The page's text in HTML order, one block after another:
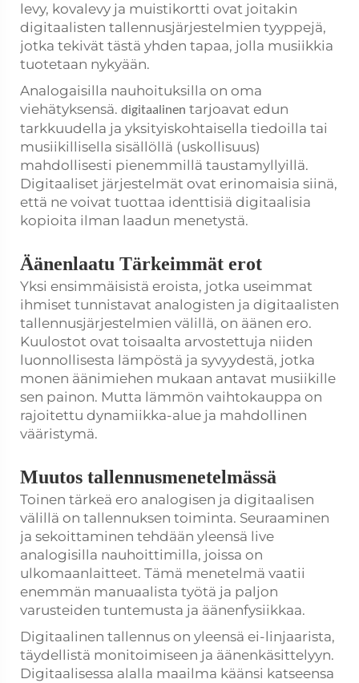
levy, kovalevy ja muistikortti ovat joitakin
digitaalisten tallennusjärjestelmien tyyppejä,
jotka tekivät tästä yhden tapaa, jolla musiikkia
tuotetaan nykyään.
Analogaisilla nauhoituksilla on oma
viehätyksensä. digitaalinen tarjoavat edun
tarkkuudella ja yksityiskohtaisella tiedoilla tai
musiikillisella sisällöllä (uskollisuus)
mahdollisesti pienemmillä taustamyllyillä.
Digitaaliset järjestelmät ovat erinomaisia siinä,
että ne voivat tuottaa identtisiä digitaalisia
kopioita ilman laadun menetystä.
Äänenlaatu Tärkeimmät erot
Yksi ensimmäisistä eroista, jotka useimmat
ihmiset tunnistavat analogisten ja digitaalisten
tallennusjärjestelmien välillä, on äänen ero.
Kuulostot ovat toisaalta arvostettuja niiden
luonnollisesta lämpöstä ja syvyydestä, jotka
monen äänimiehen mukaan antavat musiikille
sen painon. Mutta lämmön vaihtokauppa on
rajoitettu dynamiikka-alue ja mahdollinen
vääristymä.
Muutos tallennusmenetelmässä
Toinen tärkeä ero analogisen ja digitaalisen
välillä on tallennuksen toiminta. Seuraaminen
ja sekoittaminen tehdään yleensä live
analogisilla nauhoittimilla, joissa on
ulkomaanlaitteet. Tämä menetelmä vaatii
enemmän manuaalista työtä ja paljon
varusteiden tuntemusta ja äänenfysiikkaa.
Digitaalinen tallennus on yleensä ei-linjaarista,
täydellistä monitoimiseen ja äänenkäsittelyyn.
Digitaalisessa alalla maailma käänsi katseensa